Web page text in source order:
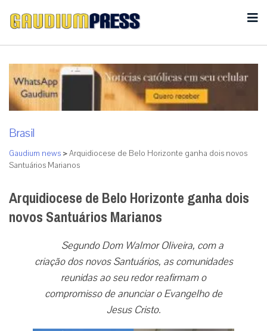
Brasil
Gaudium news >Arquidiocese de Belo Horizonte ganha dois novos
Santuários Marianos
Arquidiocese de Belo Horizonte ganha dois
novos Santuários Marianos
Segundo Dom Walmor Oliveira, com a
criação dos novos Santuários, as comunidades
reunidas ao seu redor reafirmam o
compromisso de anunciar o Evangelho de
Jesus Cristo.